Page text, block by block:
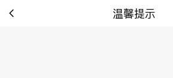
温馨提示